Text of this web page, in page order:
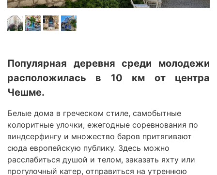
Популярная деревня среди молодежи
расположилась в 10 км от центра
Чешме.
Белые дома в греческом стиле, самобытные
колоритные улочки, ежегодные соревнования по
виндсерфингу и множество баров притягивают
сюда европейскую публику. Здесь можно
расслабиться душой и телом, заказать яхту или
прогулочный катер, отправиться на утреннюю